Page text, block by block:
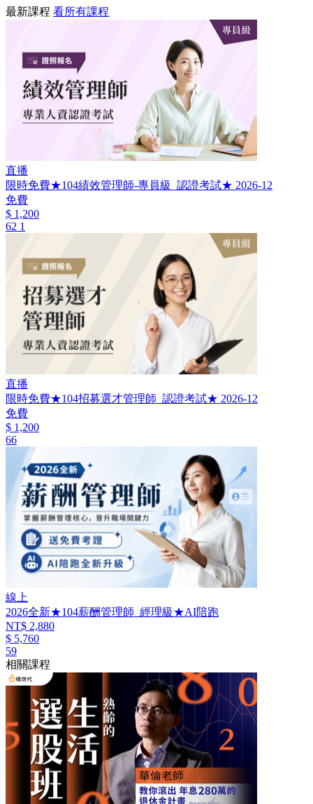
最新課程 看所有課程
直播
限時免費★104績效管理師-專員級_認證考試★ 2026-12
免費
$ 1,200
62 1
直播
限時免費★104招募選才管理師_認證考試★ 2026-12
免費
$ 1,200
66
線上
2026全新★104薪酬管理師_經理級★AI陪跑
NT$ 2,880
$ 5,760
59
相關課程